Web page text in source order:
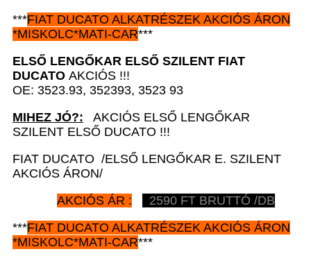
***FIAT DUCATO ALKATRÉSZEK AKCIÓS ÁRON
*MISKOLC*MATI-CAR***
ELSŐ LENGŐKAR ELSŐ SZILENT FIAT
DUCATO AKCIÓS !!!
OE: 3523.93, 352393, 3523 93
MIHEZ JÓ?: AKCIÓS ELSŐ LENGŐKAR
SZILENT ELSŐ DUCATO !!!
FIAT DUCATO /ELSŐ LENGŐKAR E. SZILENT
AKCIÓS ÁRON/
AKCIÓS ÁR :
2590 FT BRUTTÓ /DB
***FIAT DUCATO ALKATRÉSZEK AKCIÓS ÁRON
*MISKOLC*MATI-CAR***